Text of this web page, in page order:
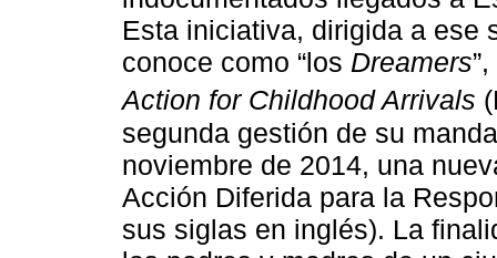
Esta iniciativa, dirigida a ese
conoce como “los Dreamers
Action for Childhood Arrivals
segunda gestión de su
noviembre de 2014, una
Acción Diferida para la
sus siglas en inglés). La